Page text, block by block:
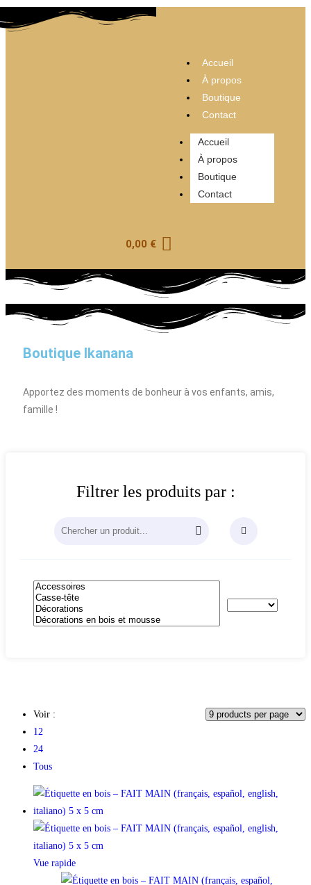
Accueil
À propos
Boutique
Contact
Accueil
À propos
Boutique
Contact
0,00 €
Boutique Ikanana
Apportez des moments de bonheur à vos enfants, amis,
famille !
Filtrer les produits par :
Voir :
12
24
Tous
Vue rapide